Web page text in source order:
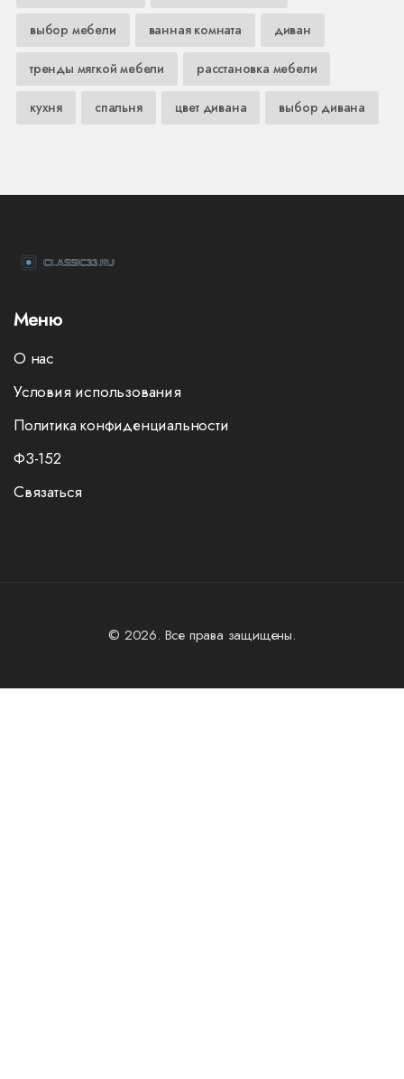
выбор мебели ванная комната диван
тренды мягкой мебели расстановка мебели
кухня спальня цвет дивана выбор дивана
Меню
О нас
Условия использования
Политика конфиденциальности
ФЗ-152
Связаться
© 2026. Все права защищены.